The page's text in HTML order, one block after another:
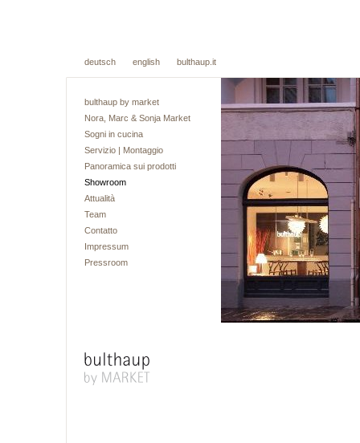
deutsch english bulthaup.it
bulthaup by market
Nora, Marc & Sonja Market
Sogni in cucina
Servizio | Montaggio
Panoramica sui prodotti
Showroom
Attualità
Team
Contatto
Impressum
Pressroom